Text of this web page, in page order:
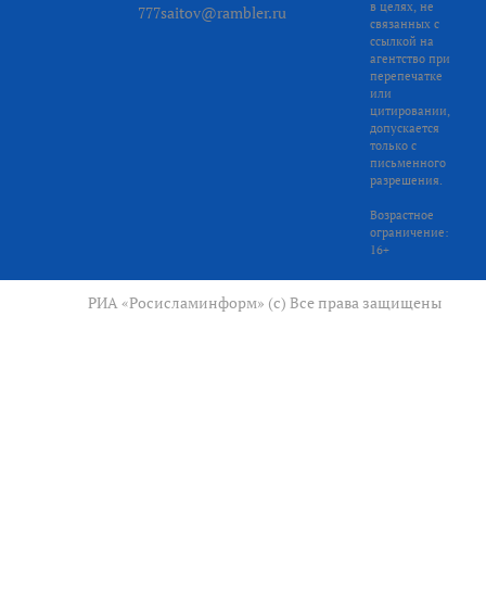
777saitov@rambler.ru
в целях, не
связанных с
ссылкой на
агентство при
перепечатке
или
цитировании,
допускается
только с
письменного
разрешения.
Возрастное
ограничение:
16+
РИА «Росисламинформ» (с) Все права защищены